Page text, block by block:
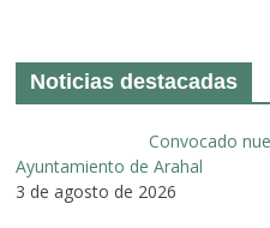
Noticias destacadas
Convocado
Ayuntamiento de Arahal
3 de agosto de 2026